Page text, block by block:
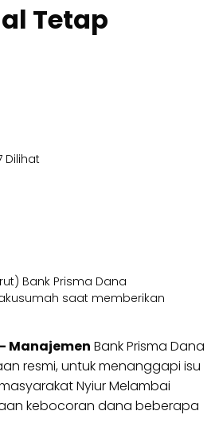
Tetap
Dilihat
Bank Prisma Dana
saat memberikan
– Manajemen Bank Prisma Dana
resmi, untuk menanggapi isu
Nyiur Melambai
kebocoran dana beberapa